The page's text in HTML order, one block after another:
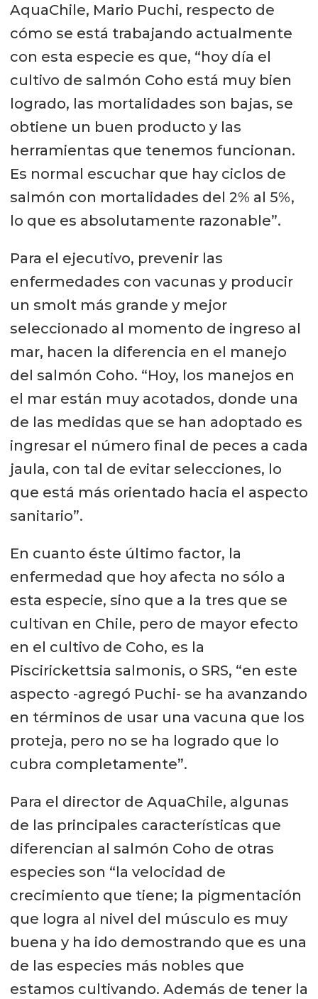
AquaChile, Mario Puchi, respecto de
cómo se está trabajando actualmente
con esta especie es que, “hoy día el
cultivo de salmón Coho está muy bien
logrado, las mortalidades son bajas, se
obtiene un buen producto y las
herramientas que tenemos funcionan.
Es normal escuchar que hay ciclos de
salmón con mortalidades del 2% al 5%,
lo que es absolutamente razonable”.
Para el ejecutivo, prevenir las
enfermedades con vacunas y producir
un smolt más grande y mejor
seleccionado al momento de ingreso al
mar, hacen la diferencia en el manejo
del salmón Coho. “Hoy, los manejos en
el mar están muy acotados, donde una
de las medidas que se han adoptado es
ingresar el número final de peces a cada
jaula, con tal de evitar selecciones, lo
que está más orientado hacia el aspecto
sanitario”.
En cuanto éste último factor, la
enfermedad que hoy afecta no sólo a
esta especie, sino que a la tres que se
cultivan en Chile, pero de mayor efecto
en el cultivo de Coho, es la
Piscirickettsia salmonis, o SRS, “en este
aspecto -agregó Puchi- se ha avanzando
en términos de usar una vacuna que los
proteja, pero no se ha logrado que lo
cubra completamente”.
Para el director de AquaChile, algunas
de las principales características que
diferencian al salmón Coho de otras
especies son “la velocidad de
crecimiento que tiene; la pigmentación
que logra al nivel del músculo es muy
buena y ha ido demostrando que es una
de las especies más nobles que
estamos cultivando. Además de tener la